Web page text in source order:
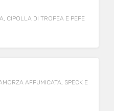
CIPOLLA DI TROPEA E PEPE
AFFUMICATA, SPECK E